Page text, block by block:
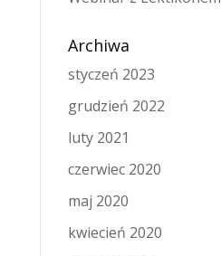
Archiwa
styczeń 2023
grudzień 2022
luty 2021
czerwiec 2020
maj 2020
kwiecień 2020